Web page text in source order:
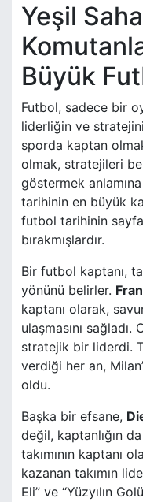
Yeşil
Büyük
Futbol, sadece bir
liderliğin ve
sporda kaptan
olmak, stratejileri
göstermek
tarihinin en büyük
futbol tarihinin
bırakmışlardır.
Bir futbol kaptanı,
yönünü belirler.
kaptanı olarak,
ulaşmasını
stratejik bir liderdi.
verdiği her an,
oldu.
Başka bir efsane,
değil, kaptanlığın
takımının kaptanı
kazanan takımın
Eli” ve “Yüzyılın